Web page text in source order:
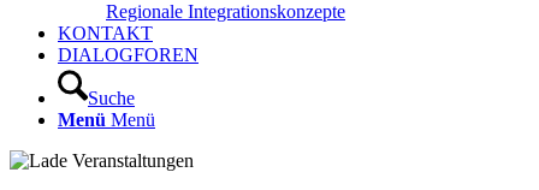
Regionale Integrationskonzepte
KONTAKT
DIALOGFOREN
Suche
Menü Menü